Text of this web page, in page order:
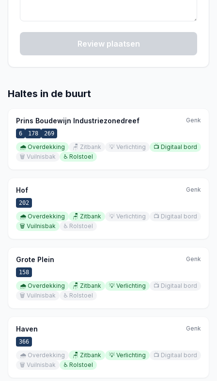
Review plaatsen
Haltes in de buurt
Prins Boudewijn Industriezonedreef Genk
6 178 269
🌧️ Overdekking 🪑 Zitbank 💡 Verlichting 📺 Digitaal bord
🗑️ Vuilnisbak ♿ Rolstoel
Hof Genk
202
🌧️ Overdekking 🪑 Zitbank 💡 Verlichting 📺 Digitaal bord
🗑️ Vuilnisbak ♿ Rolstoel
Grote Plein Genk
158
🌧️ Overdekking 🪑 Zitbank 💡 Verlichting 📺 Digitaal bord
🗑️ Vuilnisbak ♿ Rolstoel
Haven Genk
366
🌧️ Overdekking 🪑 Zitbank 💡 Verlichting 📺 Digitaal bord
🗑️ Vuilnisbak ♿ Rolstoel